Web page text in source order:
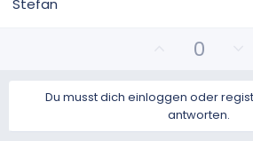
Stefan
i
t
0
Du musst dich einloggen oder
antworten.